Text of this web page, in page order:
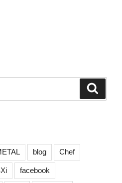
blog Chef
facebook